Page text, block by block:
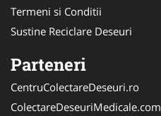
Termeni si Conditii
Sustine Reciclare Deseuri
Parteneri
CentruColectareDeseuri.ro
ColectareDeseuriMedicale.com